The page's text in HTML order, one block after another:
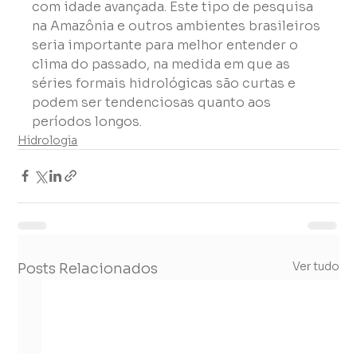
com idade avançada. Este tipo de pesquisa
na Amazônia e outros ambientes brasileiros
seria importante para melhor entender o
clima do passado, na medida em que as
séries formais hidrológicas são curtas e
podem ser tendenciosas quanto aos
períodos longos.
Hidrologia
Posts Relacionados Ver tudo